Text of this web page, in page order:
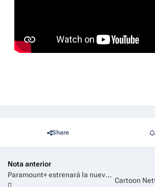
Share
Nota anterior
Paramount+ estrenará la nueva temporada de Star Trek: Strange New Worlds el jueves 17 de julio